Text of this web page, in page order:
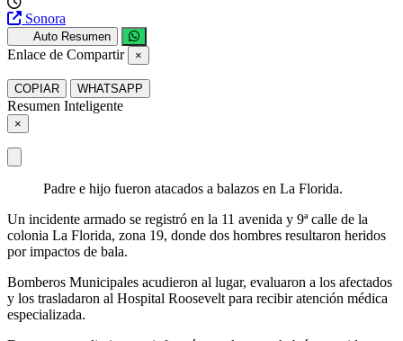
Sonora
Auto Resumen
Enlace de Compartir ×
COPIAR WHATSAPP
Resumen Inteligente
×
Padre e hijo fueron atacados a balazos en La Florida.
Un incidente armado se registró en la 11 avenida y 9ª calle de la
colonia La Florida, zona 19, donde dos hombres resultaron heridos
por impactos de bala.
Bomberos Municipales acudieron al lugar, evaluaron a los afectados
y los trasladaron al Hospital Roosevelt para recibir atención médica
especializada.